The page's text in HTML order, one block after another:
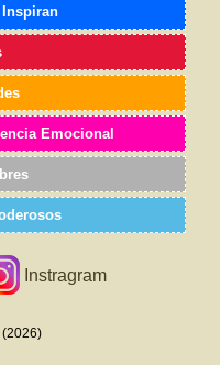
Inspiran
Emocional
Instragram
(2026)